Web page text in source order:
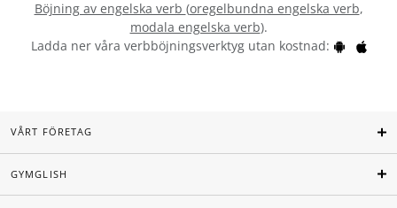
Böjning av engelska verb (oregelbundna engelska verb,
modala engelska verb).
Ladda ner våra verbböjningsverktyg utan kostnad:
VÅRT FÖRETAG
GYMGLISH